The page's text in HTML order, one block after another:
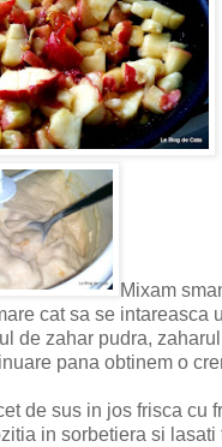
Mixam
cat sa se intareasca
de zahar pudra,
pana obtinem o
de sus in jos frisca cu
in sorbetiera si lasati